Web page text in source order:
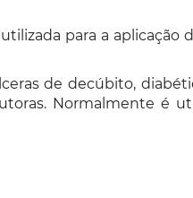
para a aplicação
de decúbito,
Normalmente é